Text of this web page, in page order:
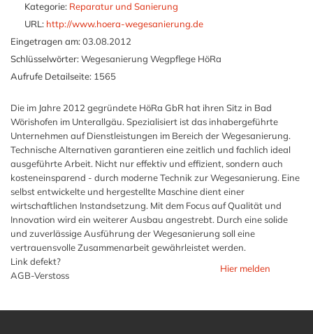
Kategorie: Reparatur und Sanierung
URL: http://www.hoera-wegesanierung.de
Eingetragen am: 03.08.2012
Schlüsselwörter: Wegesanierung Wegpflege HöRa
Aufrufe Detailseite: 1565
Die im Jahre 2012 gegründete HöRa GbR hat ihren Sitz in Bad
Wörishofen im Unterallgäu. Spezialisiert ist das inhabergeführte
Unternehmen auf Dienstleistungen im Bereich der Wegesanierung.
Technische Alternativen garantieren eine zeitlich und fachlich ideal
ausgeführte Arbeit. Nicht nur effektiv und effizient, sondern auch
kosteneinsparend - durch moderne Technik zur Wegesanierung. Eine
selbst entwickelte und hergestellte Maschine dient einer
wirtschaftlichen Instandsetzung. Mit dem Focus auf Qualität und
Innovation wird ein weiterer Ausbau angestrebt. Durch eine solide
und zuverlässige Ausführung der Wegesanierung soll eine
vertrauensvolle Zusammenarbeit gewährleistet werden.
Link defekt?
AGB-Verstoss
Hier melden